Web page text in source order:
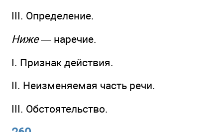
III. Определение.
Ниже— наречие.
I. Признак действия.
II. Неизменяемая часть речи.
III. Обстоятельство.